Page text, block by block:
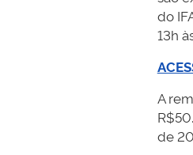
do
13h
A
de